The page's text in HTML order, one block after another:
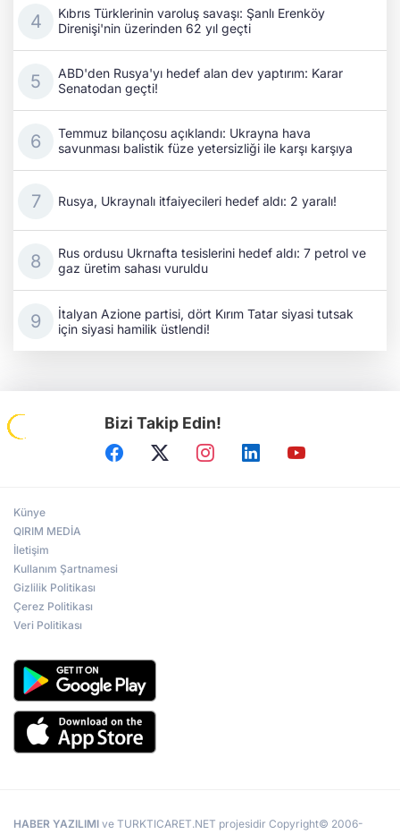
Kıbrıs Türklerinin varoluş savaşı: Şanlı Erenköy
Direnişi'nin üzerinden 62 yıl geçti
ABD'den Rusya'yı hedef alan dev yaptırım: Karar
Senatodan geçti!
Temmuz bilançosu açıklandı: Ukrayna hava
savunması balistik füze yetersizliği ile karşı karşıya
Rusya, Ukraynalı itfaiyecileri hedef aldı: 2 yaralı!
Rus ordusu Ukrnafta tesislerini hedef aldı: 7 petrol ve
gaz üretim sahası vuruldu
İtalyan Azione partisi, dört Kırım Tatar siyasi tutsak
için siyasi hamilik üstlendi!
Bizi Takip Edin!
Künye
QIRIM MEDİA
İletişim
Kullanım Şartnamesi
Gizlilik Politikası
Çerez Politikası
Veri Politikası
HABER YAZILIMI ve TURKTICARET.NET projesidir Copyright© 2006-